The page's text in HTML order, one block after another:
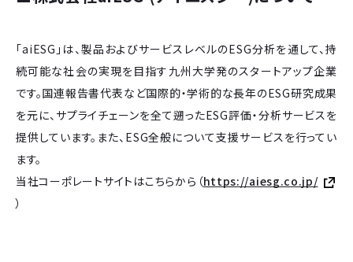
「aiESG」は、製品およびサービスレベルのESG分析を通して、持
続可能な社会の実現を目指す九州大学発のスタートアップ企業
です。国連報告書代表など国際的・学術的な長年のESG研究成果
を元に、サプライチェーンを全て遡ったESG評価・分析サービスを
提供しています。また、ESG全般について支援サービスを行ってい
ます。
当社コーポレートサイトはこちらから（https://aiesg.co.jp/
）